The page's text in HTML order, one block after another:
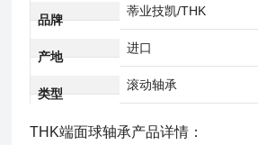
品牌
蒂业技凯/THK
产地
进口
类型
滚动轴承
THK端面球轴承产品详情：